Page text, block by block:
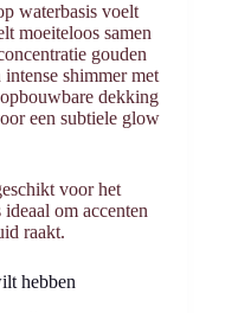
waterbasis voelt
moeiteloos samen
gouden
shimmer met
dekking
een subtiele glow
voor het
om accenten
raakt.
hebben